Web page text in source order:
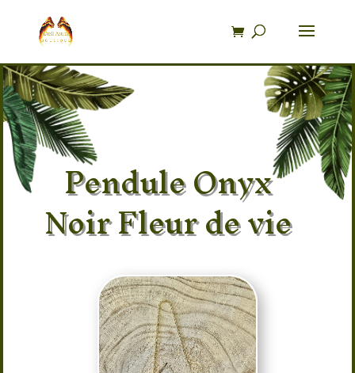
produits
Pendule Onyx
Noir Fleur de vie